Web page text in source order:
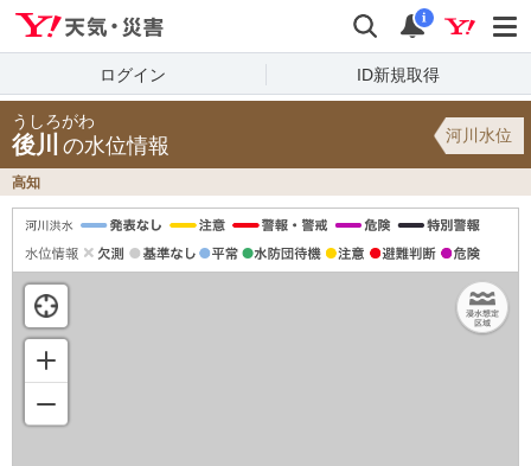
検索 通知
i
ログイン ID新規取得
うしろがわ
後川 の水位情報 河川水位
高知